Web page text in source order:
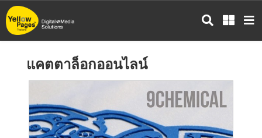
ข้าม
ไป
แคตตาล็อกออนไลน์